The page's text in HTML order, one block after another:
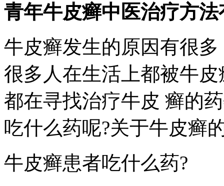
青年牛皮癣中医治疗方法
牛皮癣发生的原因有很
很多人在生活上都被牛
都在寻找治疗牛皮 癣的
吃什么药呢?关于牛皮癣
牛皮癣患者吃什么药?